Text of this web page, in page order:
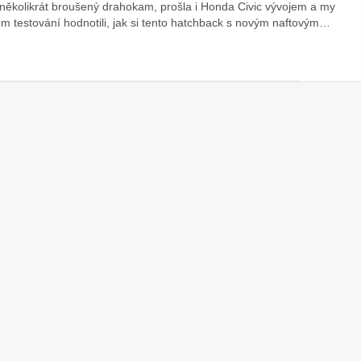
broušený drahokam, prošla i Honda Civic vývojem a my
testování hodnotili, jak si tento hatchback s novým naftovým…
správného poutání
stručně o autosedačkách
Zabavte děti na cestách